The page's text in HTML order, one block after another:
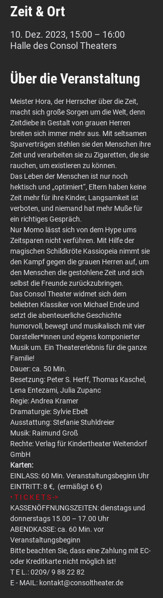
Zeit & Ort
10. Dez. 2023, 15:00 – 16:00
Halle des Consol Theaters
Über die Veranstaltung
Meister Hora, der Herrscher über die Zeit,
macht sich große Sorgen um die Welt, denn
Zeitdiebe in Gestalt von grauen Herren
breiten sich immer mehr aus. Mit seltsamen
Sparverträgen stehlen sie den Menschen ihre
Zeit und verarbeiten sie zu Zigaretten, die sie
rauchen, um existieren zu können.
Das Leben der Menschen ist nur noch
hektisch und „optimiert“, Eltern haben keine
Zeit mehr für ihre Kinder, Langsamkeit ist
verboten, und niemand hat mehr Muße für
ein richtiges Gespräch.
Nur Momo lässt sich von dem Hype ums
Zeitsparen nicht verführen. Mit Hilfe der
magischen Schildkröte Kassiopeia nimmt sie
den Kampf gegen die grauen Herren auf, um
den Menschen die gestohlene Zeit und sich
selbst die Freunde zurückzubringen.
Das Consol Theater widmet sich dem
beliebten Klassiker von Michael Ende und
setzt die abenteuerliche Geschichte
humorvoll, bewegt und musikalisch mit vier
Darsteller*innen und eigens komponierter
Musik um. Ein Theatererlebnis für die ganze
Familie!
Dauer: ca. 50 Min.
Besetzung: Peter S. Herff, Thomas Kaschel,
Lena Entezami, Julia Zupanc
Regie: Andrea Kramer
Dramaturgie: Sylvie Ebelt
Ausstattung: Stefanie Stuhldreier
Musik: Raimund Groß
Rechte: Verlag für Kindertheater Weitendorf
GmbH
Karten:
EINLASS: 60 Min. Veranstaltungsbeginn Uhr
EINTRITT: 8 €,  (ermäßigt 6 €)
• T I C K E T S ->
KASSENÖFFNUNGSZEITEN: dienstags und
donnerstags 15.00 – 17.00 Uhr
ABENDKASSE: ca. 60 Min. vor
Veranstaltungsbeginn
Bitte beachten Sie, dass eine Zahlung mit EC-
oder Kreditkarte nicht möglich ist!
T E L.: 0209/ 9 88 22 82
E - MAIL: kontakt@consoltheater.de